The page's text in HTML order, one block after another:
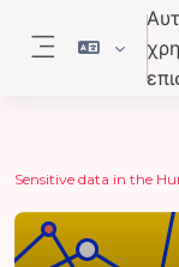
Μετάβαση στο
Πλευρικός